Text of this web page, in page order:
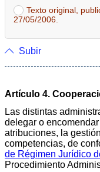
Texto original,
27/05/2006.
Subir
Artículo 4.
Las distintas
delegar o
atribuciones, la
competencias, de
de Régimen Jurídico
Procedimiento